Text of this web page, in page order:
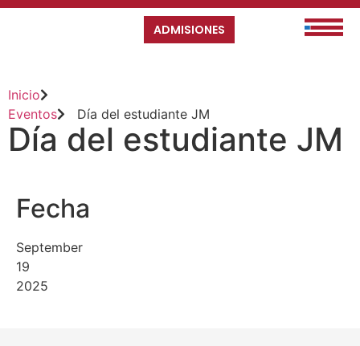
ADMISIONES
Inicio
Eventos
Día del estudiante JM
Día del estudiante JM
Fecha
September
19
2025